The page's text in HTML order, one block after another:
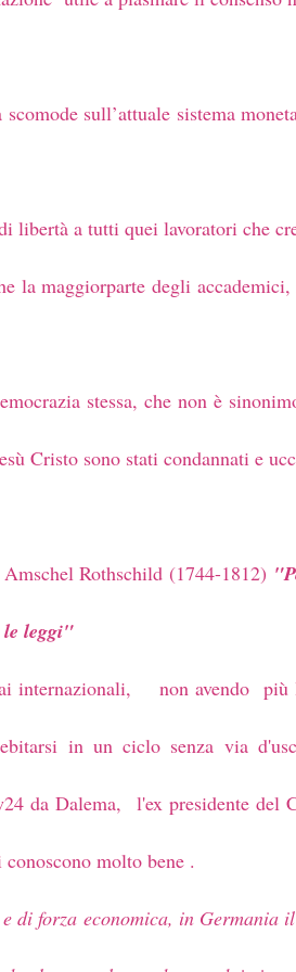
sull’attuale sistema
libertà a tutti quei lavoratori che
maggiorparte degli
stessa, che non è
Cristo sono stati condannati e
Rothschild (1744-1812)
le leggi"
internazionali, non avendo più
in un ciclo senza via
da Dalema, l'ex presidente
molto bene .
forza economica, in Germania